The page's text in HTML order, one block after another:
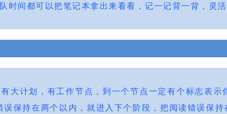
时间都可以把笔记本拿出来看看，记一记背一背，灵活
大计划，有工作节点，到一个节点一定有个标志表
保持在两个以内，就进入下个阶段，把阅读错误保